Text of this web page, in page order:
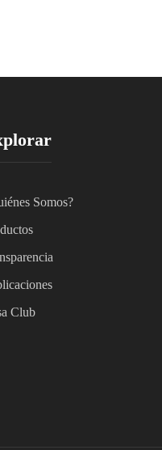
Somos?
Club